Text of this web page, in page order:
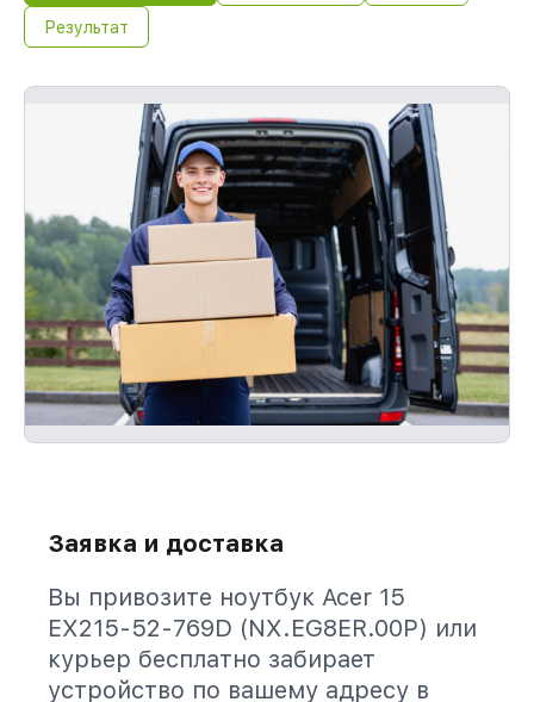
Результат
Заявка и доставка
Вы привозите ноутбук Acer 15
EX215-52-769D (NX.EG8ER.00P) или
курьер бесплатно забирает
устройство по вашему адресу в